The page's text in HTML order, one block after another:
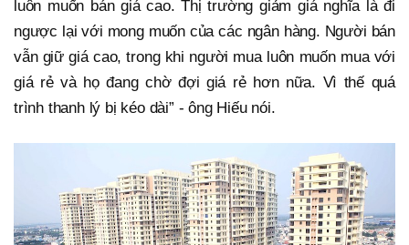
luôn muốn bán giá cao. Thị trường giảm giá nghĩa là đi
ngược lại với mong muốn của các ngân hàng. Người bán
vẫn giữ giá cao, trong khi người mua luôn muốn mua với
giá rẻ và họ đang chờ đợi giá rẻ hơn nữa. Vì thế quá
trình thanh lý bị kéo dài” - ông Hiếu nói.